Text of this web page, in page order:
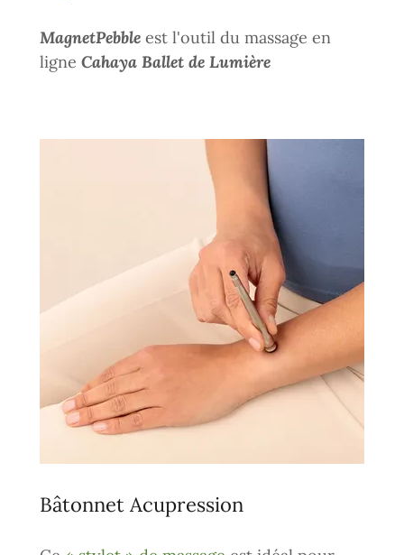
MagnetPebble est l'outil du massage en
ligne Cahaya Ballet de Lumière
Bâtonnet Acupression